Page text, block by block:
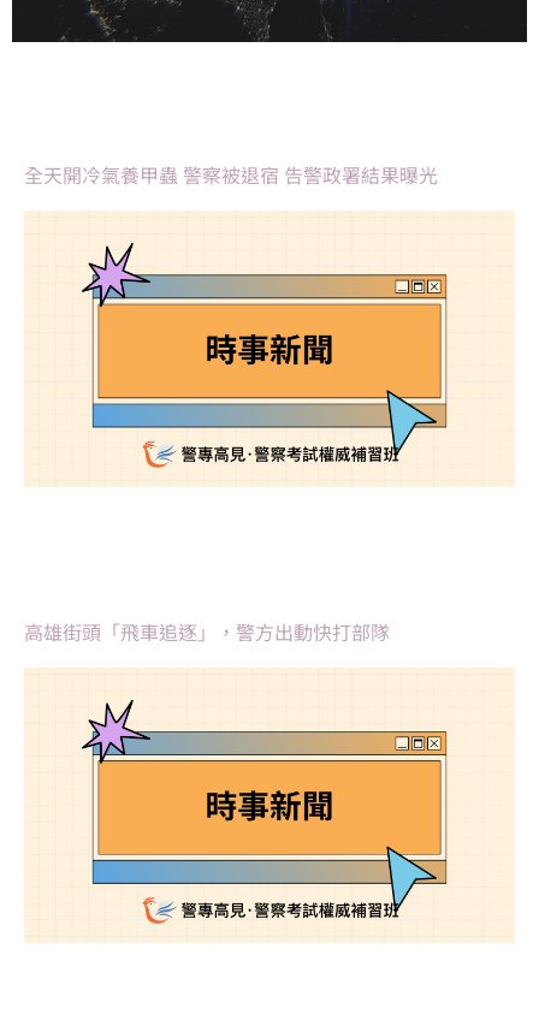
全天開冷氣養甲蟲 警察被退宿 告警政署結果曝光
高雄街頭「飛車追逐」，警方出動快打部隊